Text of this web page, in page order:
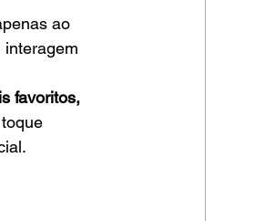
ao
interagem
favoritos,